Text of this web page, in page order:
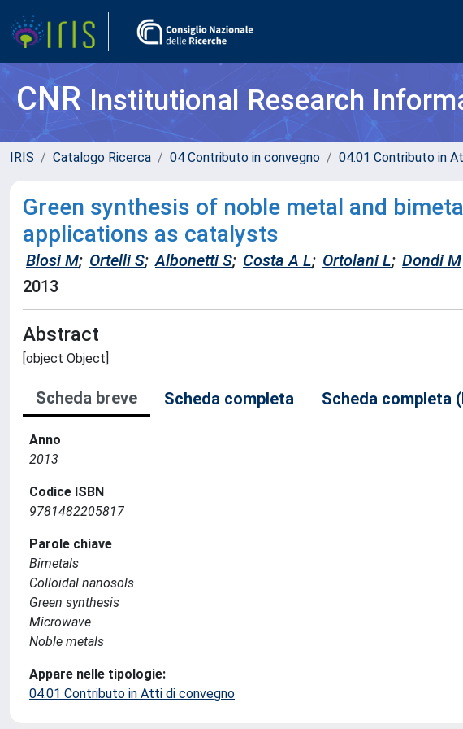
CNRInstitutional Research
IRIS Catalogo Ricerca 04 Contributo in convegno 04.01 Contributo in
Green synthesis of noble metal and
applications as catalysts
Blosi M; Ortelli S; Albonetti S; Costa A L; Ortolani L; Dondi M
2013
Abstract
[object Object]
Scheda breve Scheda completa Scheda completa
Anno
2013
Codice ISBN
9781482205817
Parole chiave
Bimetals
Colloidal nanosols
Green synthesis
Microwave
Noble metals
Appare nelle tipologie:
04.01 Contributo in Atti di convegno